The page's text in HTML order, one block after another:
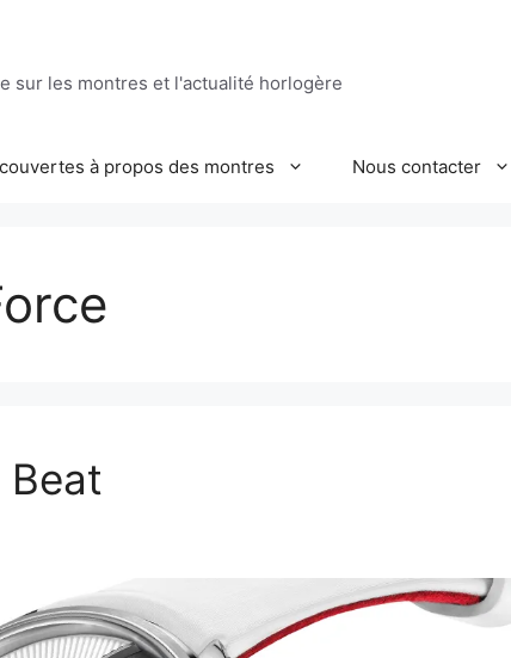
sur les montres et l'actualité horlogère
à propos des montres Nous contacter